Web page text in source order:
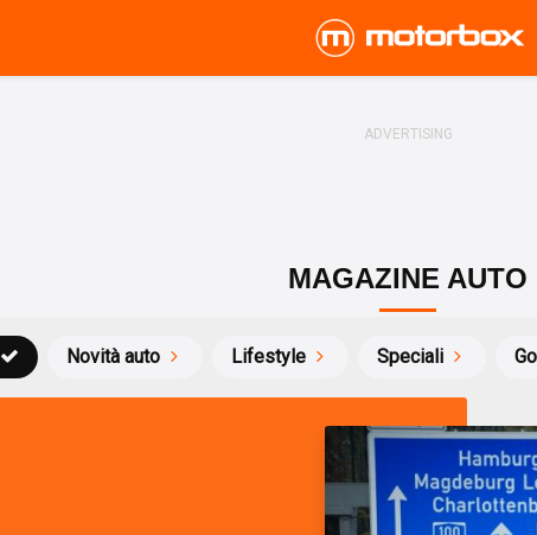
MAGAZINE AUTO
Novità auto Lifestyle Speciali